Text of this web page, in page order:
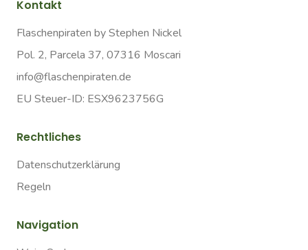
Kontakt
Flaschenpiraten by Stephen Nickel
Pol. 2, Parcela 37, 07316 Moscari
info@flaschenpiraten.de
EU Steuer-ID: ESX9623756G
Rechtliches
Datenschutzerklärung
Regeln
Navigation